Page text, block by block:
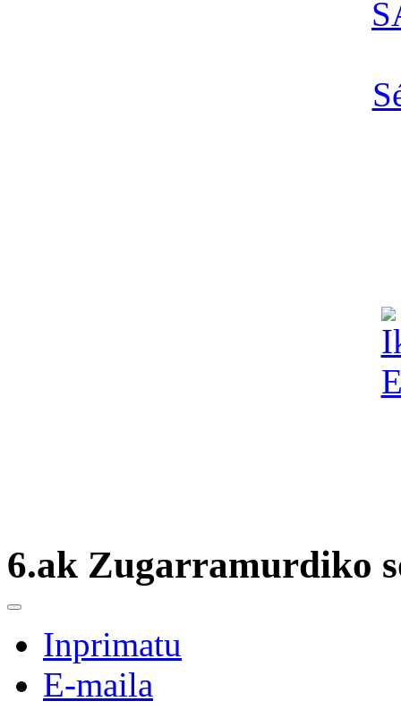
6.ak Zugarramurdiko
Inprimatu
E-maila